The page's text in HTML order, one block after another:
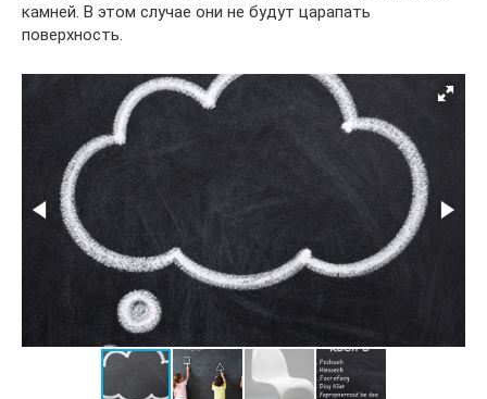
камней. В этом случае они не будут царапать
поверхность.